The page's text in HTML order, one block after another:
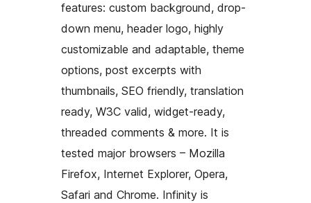
features: custom background, drop-
down menu, header logo, highly
customizable and adaptable, theme
options, post excerpts with
thumbnails, SEO friendly, translation
ready, W3C valid, widget-ready,
threaded comments & more. It is
tested major browsers – Mozilla
Firefox, Internet Explorer, Opera,
Safari and Chrome. Infinity is